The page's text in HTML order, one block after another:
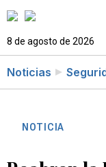
8 de agosto de 2026
Noticias
NOTICIA